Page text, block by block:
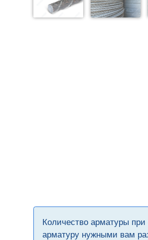
Количество арматуры при
арматуру нужными вам